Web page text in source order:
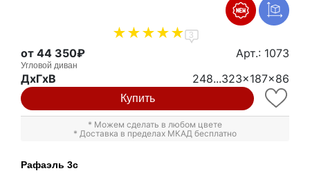
3
от 44 350₽ Арт.: 1073
Угловой диван
ДxГxВ 248...323x187x86
Купить
* Можем сделать в любом цвете
* Доставка в пределах МКАД бесплатно
Рафаэль 3с